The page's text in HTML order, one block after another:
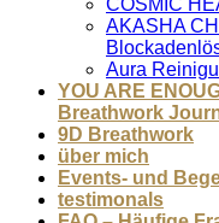
COSMIC
AKASHA
Aura
YOU ARE
Breathwork
9D Breathwork
über mich
Events- und
testimonals